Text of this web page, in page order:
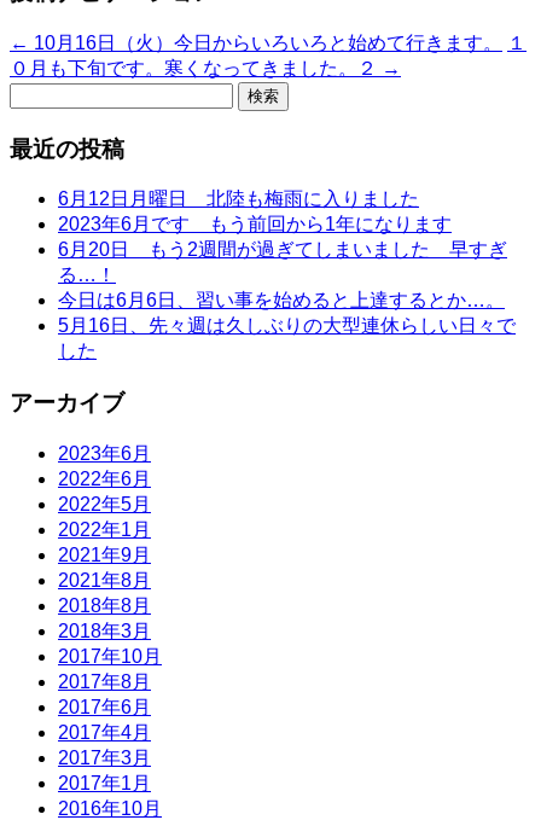
← 10月16日（火）今日からいろいろと始めて行きます。
１
０月も下旬です。寒くなってきました。２
→
最近の投稿
6月12日月曜日 北陸も梅雨に入りました
2023年6月です もう前回から1年になります
6月20日 もう2週間が過ぎてしまいました 早すぎ
る…！
今日は6月6日、習い事を始めると上達するとか…。
5月16日、先々週は久しぶりの大型連休らしい日々で
した
アーカイブ
2023年6月
2022年6月
2022年5月
2022年1月
2021年9月
2021年8月
2018年8月
2018年3月
2017年10月
2017年8月
2017年6月
2017年4月
2017年3月
2017年1月
2016年10月